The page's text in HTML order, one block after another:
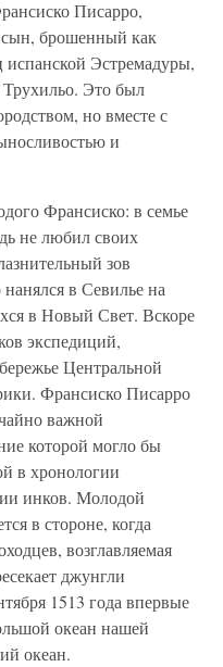
Писарро,
брошенный как
Эстремадуры,
Трухильо. Это был
но вместе с
и
Франсиско: в семье
не любил своих
зов
в Севилье на
в Новый Свет. Вскоре
экспедиций,
Центральной
Франсиско Писарро
важной
которой могло бы
в хронологии
инков. Молодой
в стороне, когда
возглавляемая
джунгли
1513 года впервые
океан нашей
океан.